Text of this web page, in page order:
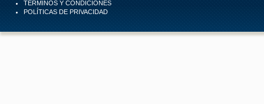
TÉRMINOS Y CONDICIONES
POLÍTICAS DE PRIVACIDAD